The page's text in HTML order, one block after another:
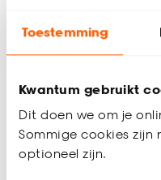
Toestemming
Kwantum gebruikt
Dit doen we om je
Sommige cookies zijn
optioneel zijn.
Langwerpig kussen van
Dit Louzy kussen is
hartjes, perfect voor